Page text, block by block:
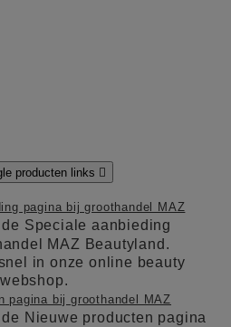
producten links 
pagina bij groothandel MAZ
de Speciale aanbieding
MAZ Beautyland.
in onze online beauty
pagina bij groothandel MAZ
Nieuwe producten pagina